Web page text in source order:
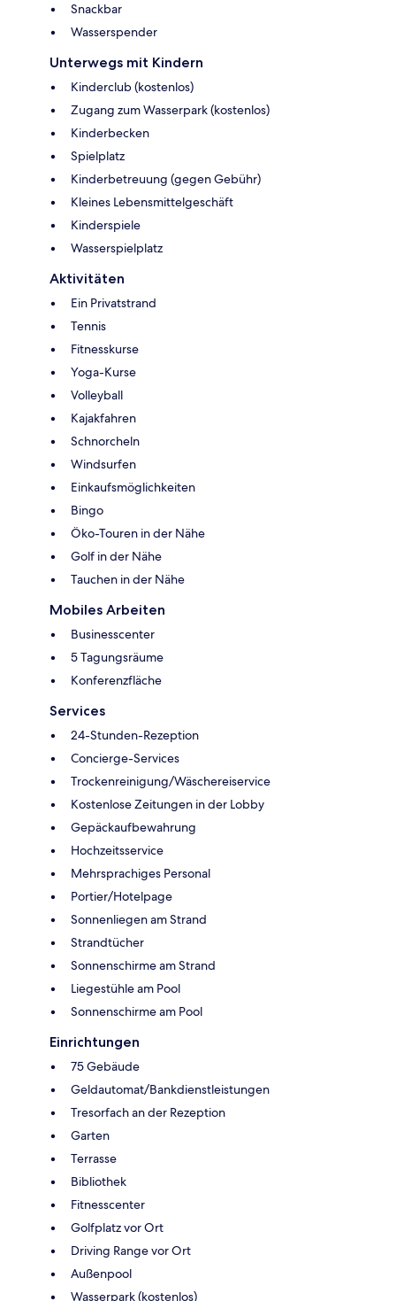
Snackbar
Wasserspender
Unterwegs mit Kindern
Kinderclub (kostenlos)
Zugang zum Wasserpark (kostenlos)
Kinderbecken
Spielplatz
Kinderbetreuung (gegen Gebühr)
Kleines Lebensmittelgeschäft
Kinderspiele
Wasserspielplatz
Aktivitäten
Ein Privatstrand
Tennis
Fitnesskurse
Yoga-Kurse
Volleyball
Kajakfahren
Schnorcheln
Windsurfen
Einkaufsmöglichkeiten
Bingo
Öko-Touren in der Nähe
Golf in der Nähe
Tauchen in der Nähe
Mobiles Arbeiten
Businesscenter
5 Tagungsräume
Konferenzfläche
Services
24-Stunden-Rezeption
Concierge-Services
Trockenreinigung/Wäschereiservice
Kostenlose Zeitungen in der Lobby
Gepäckaufbewahrung
Hochzeitsservice
Mehrsprachiges Personal
Portier/Hotelpage
Sonnenliegen am Strand
Strandtücher
Sonnenschirme am Strand
Liegestühle am Pool
Sonnenschirme am Pool
Einrichtungen
75 Gebäude
Geldautomat/Bankdienstleistungen
Tresorfach an der Rezeption
Garten
Terrasse
Bibliothek
Fitnesscenter
Golfplatz vor Ort
Driving Range vor Ort
Außenpool
Wasserpark (kostenlos)